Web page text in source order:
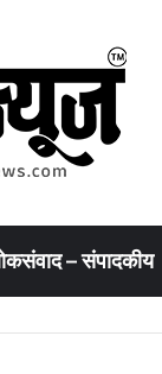
– संपादकीय